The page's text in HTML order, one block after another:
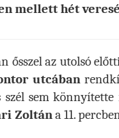
mellett hét
ősszel az utolsó
utcában
sem
Zoltána 11.